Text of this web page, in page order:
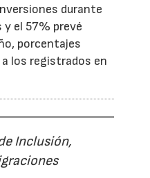
durante
el 57% prevé
porcentajes
los registrados en
Inclusión,